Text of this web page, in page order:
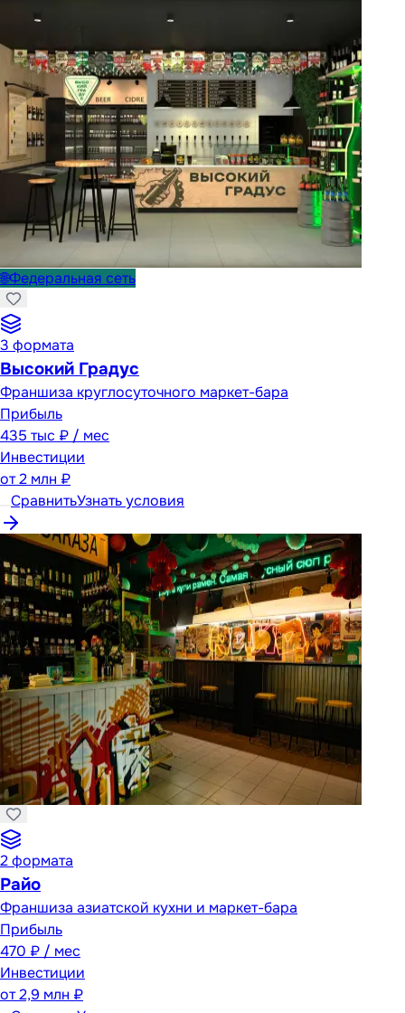
🌐Федеральная сеть
3 формата
Высокий Градус
Франшиза круглосуточного маркет-бара
Прибыль
435 тыс ₽ / мес
Инвестиции
от2 млн ₽
СравнитьУзнать условия
2формата
Райо
Франшиза азиатской кухни и маркет-бара
Прибыль
470 ₽ / мес
Инвестиции
от2,9 млн ₽